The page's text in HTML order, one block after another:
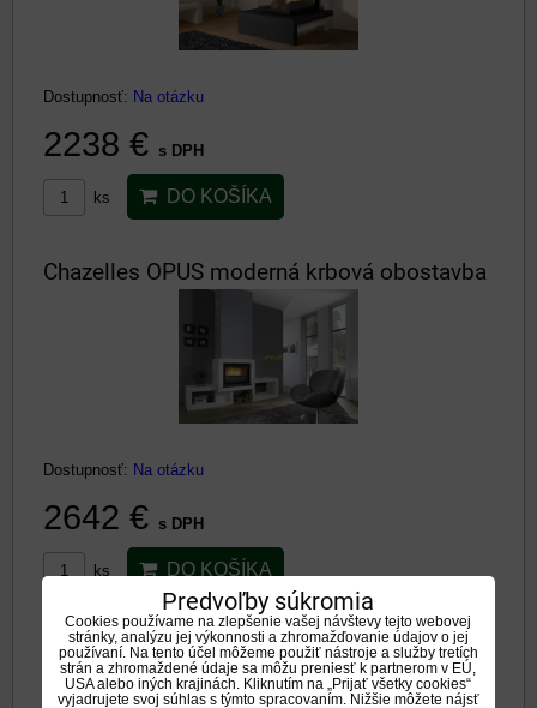
Dostupnosť: Na otázku
2238 € s DPH
ks DO KOŠÍKA
Chazelles OPUS moderná krbová obostavba
Dostupnosť: Na otázku
2642 € s DPH
ks DO KOŠÍKA
Chazelles GLAM moderná krbová obostavba
Predvoľby súkromia
Cookies používame na zlepšenie vašej návštevy tejto webovej
stránky, analýzu jej výkonnosti a zhromažďovanie údajov o jej
používaní. Na tento účel môžeme použiť nástroje a služby tretích
strán a zhromaždené údaje sa môžu preniesť k partnerom v EÚ,
USA alebo iných krajinách. Kliknutím na „Prijať všetky cookies“
vyjadrujete svoj súhlas s týmto spracovaním. Nižšie môžete nájsť